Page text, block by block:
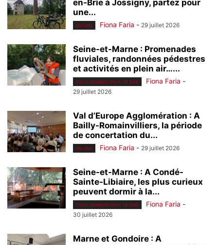
en-Brie à Jossigny, partez pour
une...
EN UNE Fiona Faria - 29 juillet 2026
Seine-et-Marne : Promenades
fluviales, randonnées pédestres
et activités en plein air…...
COULOMMIERS PAYS DE BRIE Fiona Faria -
29 juillet 2026
Val d’Europe Agglomération : A
Bailly-Romainvilliers, la période
de concertation du...
EN UNE Fiona Faria - 29 juillet 2026
Seine-et-Marne : A Condé-
Sainte-Libiaire, les plus curieux
peuvent dormir à la...
COULOMMIERS PAYS DE BRIE Fiona Faria -
30 juillet 2026
Marne et Gondoire : A